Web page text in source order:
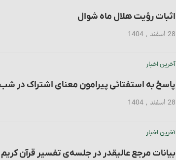
اثبات رؤیت هلال ماه شوال
28 اسفند , 1404
آخرین اخبار
پاسخ به استفتائی پیرامون معنای اشتراک در
28 اسفند , 1404
آخرین اخبار
بیانات مرجع عالیقدر در جلسه‌ی تفسیر قرآن کریم